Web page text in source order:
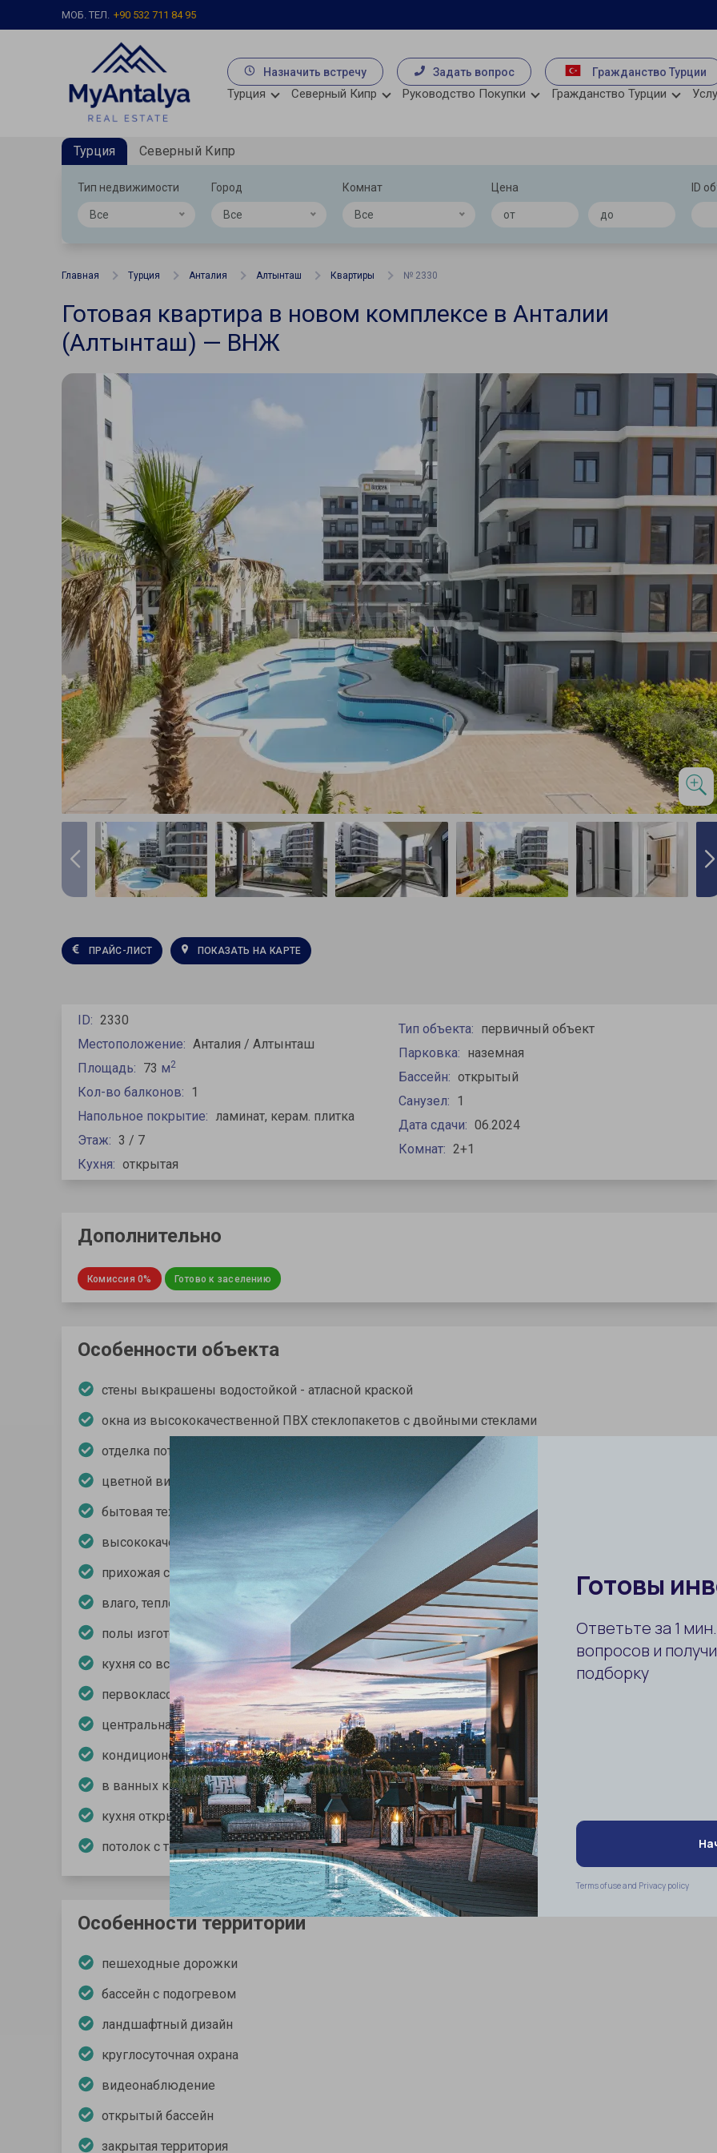
МОБ. ТЕЛ. +90 532 711 84 95
Назначить встречу Задать вопрос Гражданство Турции
Турция Северный Кипр Руководство Покупки Гражданство Турции
Турция Северный Кипр
Тип недвижимости
Все
Город
Все
Комнат
Все
Цена ID
Главная Турция Анталия Алтынташ Квартиры № 2330
Готовая квартира в новом комплексе в Анталии
(Алтынташ) — ВНЖ
ПРАЙС-ЛИСТ ПОКАЗАТЬ НА КАРТЕ
ID: 2330
Местоположение: Анталия / Алтынташ
Площадь: 73 м2
Кол-во балконов: 1
Напольное покрытие: ламинат, керам. плитка
Этаж: 3 / 7
Кухня: открытая
Тип объекта: первичный объект
Парковка: наземная
Бассейн: открытый
Санузел: 1
Дата сдачи: 06.2024
Комнат: 2+1
Дополнительно
Комиссия 0% Готово к заселению
Особенности объекта
стены выкрашены водостойкой - атласной краской
окна из высококачественной ПВХ стеклопакетов с двойными стеклами
отделка потолков гипсокартоном
цветной видео-диафон
бытовая техника: духовка, плита, вытяжка
высококачественная стальная входная дверь
прихожая со встроенной мебелью
влаго, тепло и звукоизоляция
полы изготовлены из высококачественной керамики и ламинат-паркета
кухня со встроенной мебелью
первоклассные межкомнатные деревянные двери специального дизайна
центральная система спутникового телевидения
кондиционеры
в ванных комнатах установлена сантехника высокого качества
кухня открытого типа
потолок с точечным и led освещением
Особенности территории
пешеходные дорожки
бассейн с подогревом
ландшафтный дизайн
круглосуточная охрана
видеонаблюдение
открытый бассейн
закрытая территория